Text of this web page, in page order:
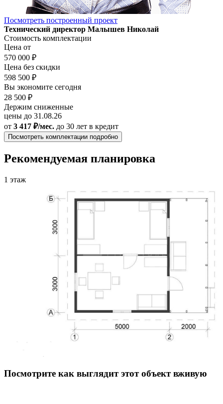
Посмотреть построенный проект
Технический директор Малышев Николай
Стоимость комплектации
Цена от
570 000 ₽
Цена без скидки
598 500 ₽
Вы экономите сегодня
28 500 ₽
Держим сниженные
цены до 31.08.26
от 3 417 ₽/мес. до 30 лет в кредит
Посмотреть комплектации подробно
Рекомендуемая планировка
1 этаж
Посмотрите как выглядит этот объект вживую